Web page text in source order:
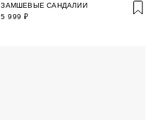
ЗАМШЕВЫЕ САНДАЛИИ
5 999 ₽